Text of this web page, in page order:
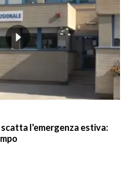
l'emergenza estiva: